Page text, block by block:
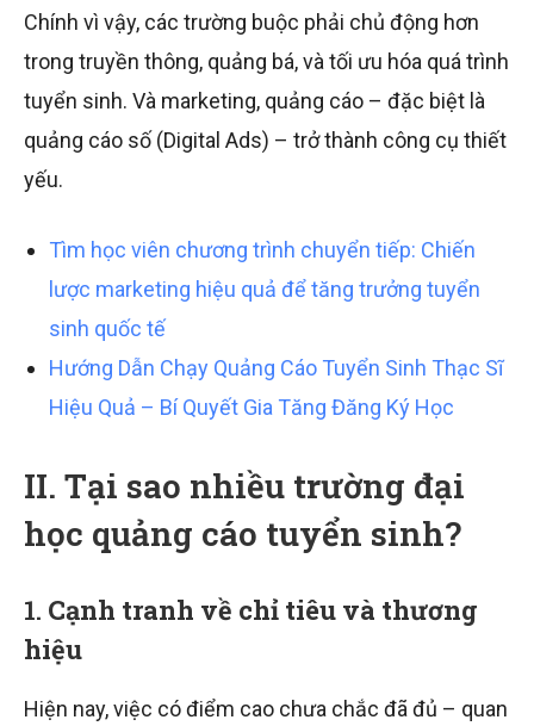
Chính vì vậy, các trường buộc phải chủ động hơn
trong truyền thông, quảng bá, và tối ưu hóa quá trình
tuyển sinh. Và marketing, quảng cáo – đặc biệt là
quảng cáo số (Digital Ads) – trở thành công cụ thiết
yếu.
Tìm học viên chương trình chuyển tiếp: Chiến
lược marketing hiệu quả để tăng trưởng tuyển
sinh quốc tế
Hướng Dẫn Chạy Quảng Cáo Tuyển Sinh Thạc Sĩ
Hiệu Quả – Bí Quyết Gia Tăng Đăng Ký Học
II. Tại sao nhiều trường đại
học quảng cáo tuyển sinh?
1. Cạnh tranh về chỉ tiêu và thương
hiệu
Hiện nay, việc có điểm cao chưa chắc đã đủ – quan